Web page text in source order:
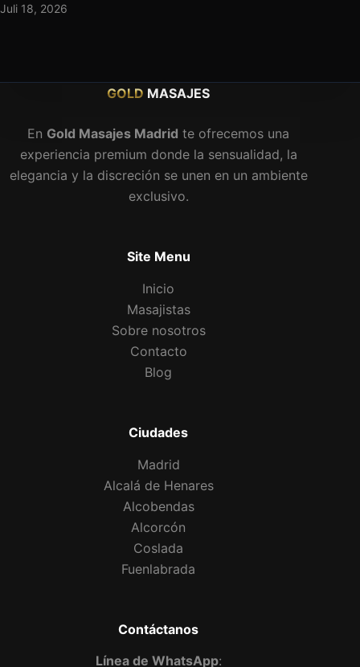
Juli 18, 2026
GOLD MASAJES
En Gold Masajes Madrid te ofrecemos una
experiencia premium donde la sensualidad, la
elegancia y la discreción se unen en un ambiente
exclusivo.
Site Menu
Inicio
Masajistas
Sobre nosotros
Contacto
Blog
Ciudades
Madrid
Alcalá de Henares
Alcobendas
Alcorcón
Coslada
Fuenlabrada
Contáctanos
Línea de WhatsApp: